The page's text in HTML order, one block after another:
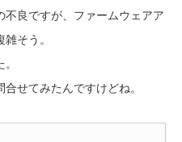
良ですが、ファームウェアア
そう。
せてみたんですけどね。